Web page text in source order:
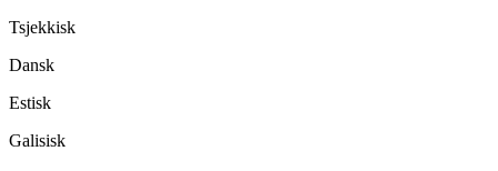
Tsjekkisk
Dansk
Estisk
Galisisk